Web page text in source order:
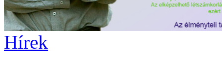
Hírek